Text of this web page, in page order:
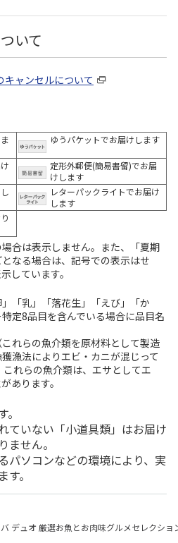
いて
キャンセルについて
ゆうパケットでお届けします
定形外郵便(簡易書留)でお届
けします
レターパックライトでお届け
します
合は表示しません。また、「夏期
なる場合は、記号での表示はせ
しています。
「乳」「落花生」「えび」「か
定8品目を含んでいる場合に品目名
れらの魚介類を原材料として製造
漁法によりエビ・カニが混じって
れらの魚介類は、エサとしてエ
あります。
ていない「小道具類」はお届け
ません。
パソコンなどの環境により、実
。
デュオ 厳選お魚とお肉味グルメセレクショ